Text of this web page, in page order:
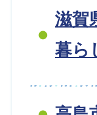
滋賀
暮ら